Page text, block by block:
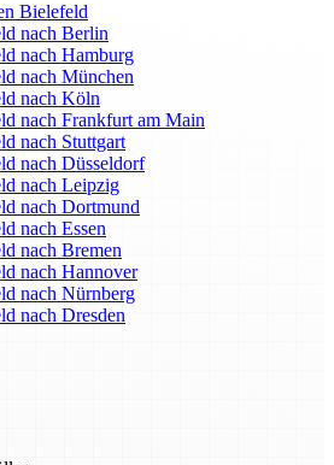
Bielefeld
nach Berlin
nach Hamburg
nach München
nach Köln
nach Frankfurt am Main
nach Stuttgart
nach Düsseldorf
nach Leipzig
nach Dortmund
nach Essen
nach Bremen
nach Hannover
nach Nürnberg
nach Dresden